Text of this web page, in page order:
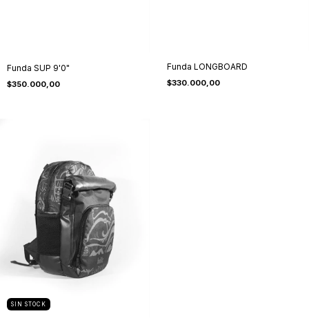
Funda SUP 9'0"
$350.000,00
Funda LONGBOARD
$330.000,00
SIN STOCK